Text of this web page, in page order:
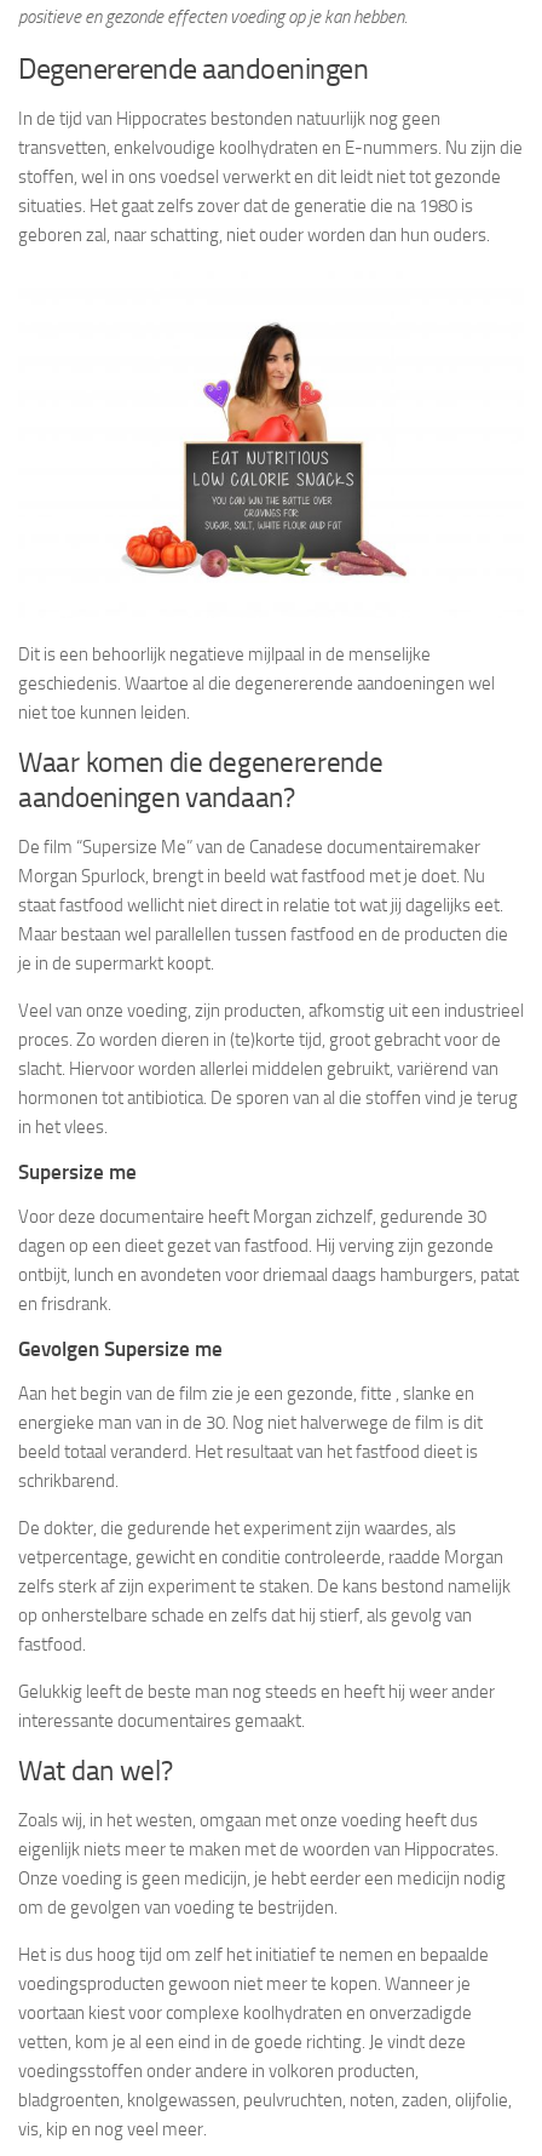
positieve en gezonde effecten voeding op je kan hebben.
Degenererende aandoeningen
In de tijd van Hippocrates bestonden natuurlijk nog geen
transvetten, enkelvoudige koolhydraten en E-nummers. Nu zijn die
stoffen, wel in ons voedsel verwerkt en dit leidt niet tot gezonde
situaties. Het gaat zelfs zover dat de generatie die na 1980 is
geboren zal, naar schatting, niet ouder worden dan hun ouders.
Dit is een behoorlijk negatieve mijlpaal in de menselijke
geschiedenis. Waartoe al die degenererende aandoeningen wel
niet toe kunnen leiden.
Waar komen die degenererende
aandoeningen vandaan?
De film “Supersize Me” van de Canadese documentairemaker
Morgan Spurlock, brengt in beeld wat fastfood met je doet. Nu
staat fastfood wellicht niet direct in relatie tot wat jij dagelijks eet.
Maar bestaan wel parallellen tussen fastfood en de producten die
je in de supermarkt koopt.
Veel van onze voeding, zijn producten, afkomstig uit een industrieel
proces. Zo worden dieren in (te)korte tijd, groot gebracht voor de
slacht. Hiervoor worden allerlei middelen gebruikt, variërend van
hormonen tot antibiotica. De sporen van al die stoffen vind je terug
in het vlees.
Supersize me
Voor deze documentaire heeft Morgan zichzelf, gedurende 30
dagen op een dieet gezet van fastfood. Hij verving zijn gezonde
ontbijt, lunch en avondeten voor driemaal daags hamburgers, patat
en frisdrank.
Gevolgen Supersize me
Aan het begin van de film zie je een gezonde, fitte , slanke en
energieke man van in de 30. Nog niet halverwege de film is dit
beeld totaal veranderd. Het resultaat van het fastfood dieet is
schrikbarend.
De dokter, die gedurende het experiment zijn waardes, als
vetpercentage, gewicht en conditie controleerde, raadde Morgan
zelfs sterk af zijn experiment te staken. De kans bestond namelijk
op onherstelbare schade en zelfs dat hij stierf, als gevolg van
fastfood.
Gelukkig leeft de beste man nog steeds en heeft hij weer ander
interessante documentaires gemaakt.
Wat dan wel?
Zoals wij, in het westen, omgaan met onze voeding heeft dus
eigenlijk niets meer te maken met de woorden van Hippocrates.
Onze voeding is geen medicijn, je hebt eerder een medicijn nodig
om de gevolgen van voeding te bestrijden.
Het is dus hoog tijd om zelf het initiatief te nemen en bepaalde
voedingsproducten gewoon niet meer te kopen. Wanneer je
voortaan kiest voor complexe koolhydraten en onverzadigde
vetten, kom je al een eind in de goede richting. Je vindt deze
voedingsstoffen onder andere in volkoren producten,
bladgroenten, knolgewassen, peulvruchten, noten, zaden, olijfolie,
vis, kip en nog veel meer.